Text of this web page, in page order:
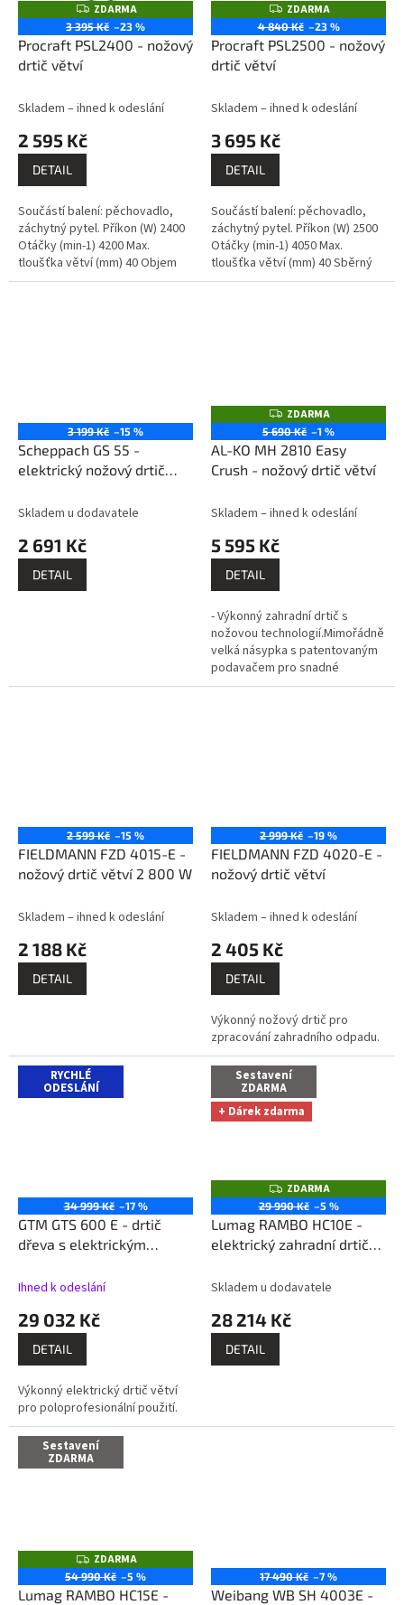
Z
D
A
R
ZDARMA
3 395 Kč –23 %
Procraft PSL2400 - nožový
drtič větví
Skladem – ihned k odeslání
2 595 Kč
DETAIL
Součástí balení: pěchovadlo,
záchytný pytel. Příkon (W) 2400
Otáčky (min-1) 4200 Max.
tloušťka větví (mm) 40 Objem
záchytného pytle (l) 35
Z
D
A
R
ZDARMA
4 840 Kč –23 %
Procraft PSL2500 - nožový
drtič větví
Skladem – ihned k odeslání
3 695 Kč
DETAIL
Součástí balení: pěchovadlo,
záchytný pytel. Příkon (W) 2500
Otáčky (min-1) 4050 Max.
tloušťka větví (mm) 40 Sběrný
koš (l) 50 Hmotnost (kg) 15,1
3 199 Kč –15 %
Scheppach GS 55 -
elektrický nožový drtič
Skladem u dodavatele
2 691 Kč
DETAIL
Z
D
A
R
M
A
ZDARMA
5 690 Kč –1 %
AL-KO MH 2810 Easy
Crush - nožový drtič větví
Skladem – ihned k odeslání
5 595 Kč
DETAIL
- Výkonný zahradní drtič s
nožovou technologií.Mimořádně
velká násypka s patentovaným
podavačem pro snadné
zpracování větví - Stabilní
2 599 Kč –15 %
FIELDMANN FZD 4015-E -
nožový drtič větví 2 800 W
Skladem – ihned k odeslání
2 188 Kč
DETAIL
2 999 Kč –19 %
FIELDMANN FZD 4020-E -
nožový drtič větví
Skladem – ihned k odeslání
2 405 Kč
DETAIL
Výkonný nožový drtič pro
zpracování zahradního odpadu.
RYCHLÉ
ODESLÁNÍ
34 999 Kč –17 %
GTM GTS 600 E - drtič
dřeva s elektrickým
Ihned k odeslání
29 032 Kč
DETAIL
Výkonný elektrický drtič větví
pro poloprofesionální použití.
Sestavení
ZDARMA
+ Dárek zdarma
Z
D
A
R
A
ZDARMA
29 990 Kč –5 %
Lumag RAMBO HC10E -
elektrický zahradní drtič
zprovozníme / dovezeme
olej 10W30 1l
Skladem u dodavatele
28 214 Kč
DETAIL
Sestavení
ZDARMA
Z
D
A
R
ZDARMA
54 990 Kč –5 %
Lumag RAMBO HC15E -
17 490 Kč –7 %
Weibang WB SH 4003E -